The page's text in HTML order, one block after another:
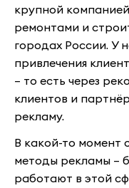
крупной
ремонтами и
городах России. У
привлечения
– то есть через
клиентов и
рекламу.
В какой-то момент
методы рекламы –
работают в этой